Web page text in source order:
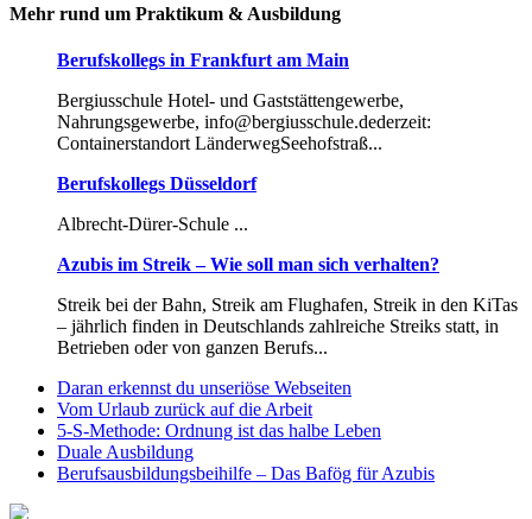
Mehr rund um Praktikum & Ausbildung
Berufskollegs in Frankfurt am Main
Bergiusschule Hotel- und Gaststättengewerbe,
Nahrungsgewerbe, info@bergiusschule.dederzeit:
Containerstandort LänderwegSeehofstraß...
Berufskollegs Düsseldorf
Albrecht-Dürer-Schule ...
Azubis im Streik – Wie soll man sich verhalten?
Streik bei der Bahn, Streik am Flughafen, Streik in den KiTas
– jährlich finden in Deutschlands zahlreiche Streiks statt, in
Betrieben oder von ganzen Berufs...
Daran erkennst du unseriöse Webseiten
Vom Urlaub zurück auf die Arbeit
5-S-Methode: Ordnung ist das halbe Leben
Duale Ausbildung
Berufsausbildungsbeihilfe – Das Bafög für Azubis